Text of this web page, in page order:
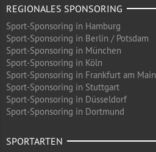
REGIONALES SPONSORING
Sport-Sponsoring in Hamburg
Sport-Sponsoring in Berlin / Potsdam
Sport-Sponsoring in München
Sport-Sponsoring in Köln
Sport-Sponsoring in Frankfurt am Main
Sport-Sponsoring in Stuttgart
Sport-Sponsoring in Düsseldorf
Sport-Sponsoring in Dortmund
SPORTARTEN